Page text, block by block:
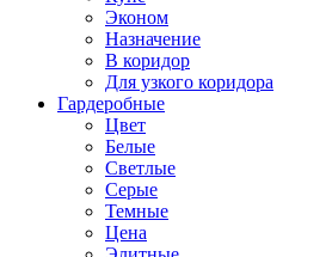
Эконом
Назначение
В коридор
Для узкого коридора
Гардеробные
Цвет
Белые
Светлые
Серые
Темные
Цена